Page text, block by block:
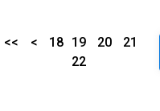
<< < 18 19 20
21
22